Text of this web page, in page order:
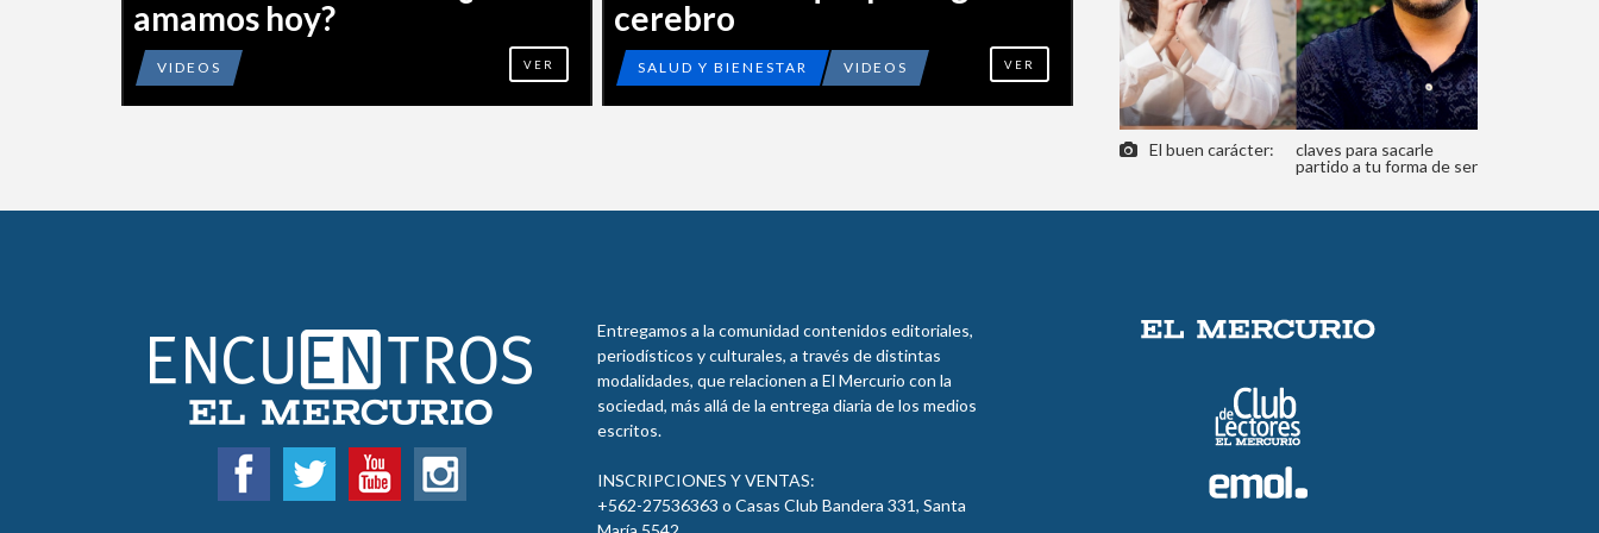
amamos hoy?
VIDEOS VER
cerebro
VIDEOS
SALUD Y BIENESTAR VER
El buen carácter:
claves para sacarle
partido a tu forma de ser
Entregamos a la comunidad contenidos editoriales,
periodísticos y culturales, a través de distintas
modalidades, que relacionen a El Mercurio con la
sociedad, más allá de la entrega diaria de los medios
escritos.
INSCRIPCIONES Y VENTAS:
+562-27536363 o Casas Club Bandera 331, Santa